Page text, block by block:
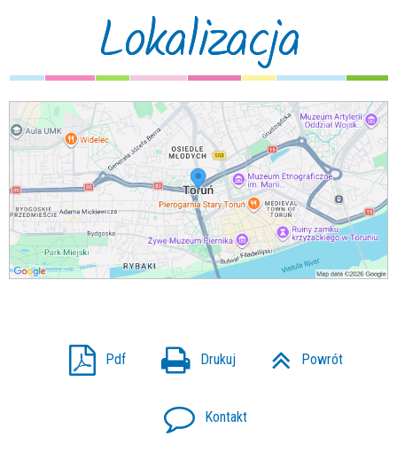
Lokalizacja
Pdf Drukuj Powrót
Kontakt